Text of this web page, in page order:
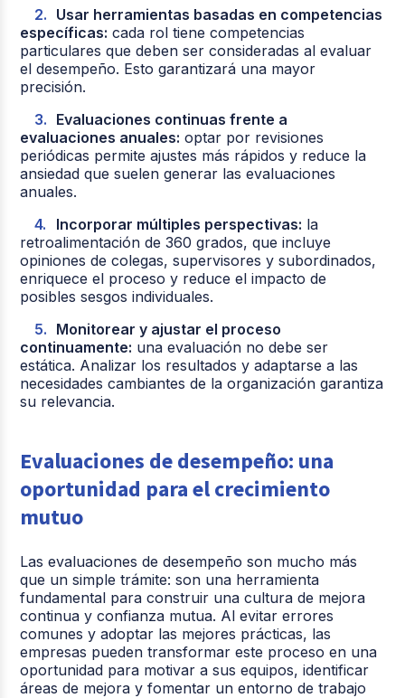
Usar herramientas basadas en competencias
específicas: cada rol tiene competencias
particulares que deben ser consideradas al evaluar
el desempeño. Esto garantizará una mayor
precisión.
Evaluaciones continuas frente a
evaluaciones anuales: optar por revisiones
periódicas permite ajustes más rápidos y reduce la
ansiedad que suelen generar las evaluaciones
anuales.
Incorporar múltiples perspectivas: la
retroalimentación de 360 grados, que incluye
opiniones de colegas, supervisores y subordinados,
enriquece el proceso y reduce el impacto de
posibles sesgos individuales.
Monitorear y ajustar el proceso
continuamente: una evaluación no debe ser
estática. Analizar los resultados y adaptarse a las
necesidades cambiantes de la organización garantiza
su relevancia.
Evaluaciones de desempeño: una
oportunidad para el crecimiento
mutuo
Las evaluaciones de desempeño son mucho más
que un simple trámite: son una herramienta
fundamental para construir una cultura de mejora
continua y confianza mutua. Al evitar errores
comunes y adoptar las mejores prácticas, las
empresas pueden transformar este proceso en una
oportunidad para motivar a sus equipos, identificar
áreas de mejora y fomentar un entorno de trabajo